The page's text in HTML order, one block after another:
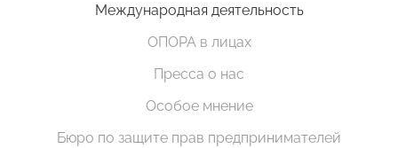
Международная деятельность
ОПОРА в лицах
Пресса о нас
Особое мнение
Бюро по защите прав предпринимателей